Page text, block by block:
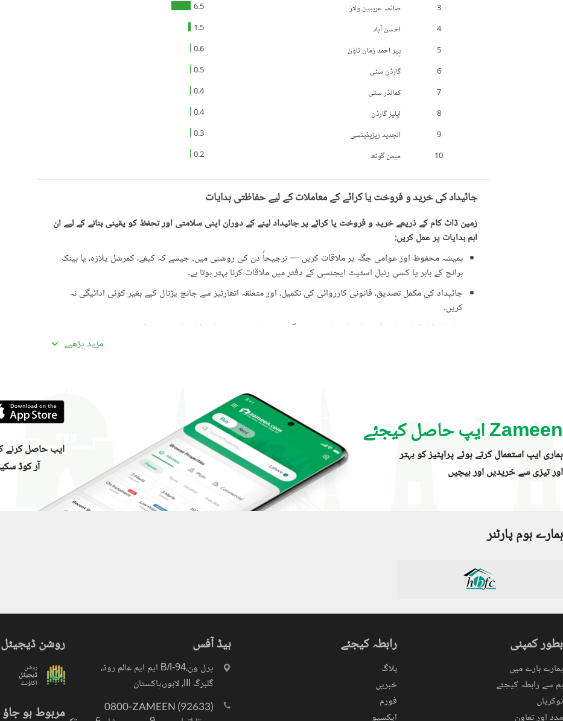
3
صائمہ عریبین ولاز 6.5
4
احسن آباد 1.5
5
پِیر احمد زمان ٹاؤن 0.6
6
گارڈن سٹی 0.5
7
کمانڈر سٹی 0.4
8
ایلیز گارڈن 0.4
9
الجدید ریزیڈینسی 0.3
10
میمن گوٹھ 0.2
جائیداد کی خرید و فروخت یا کرائے کے معاملات کے لیے حفاظتی ہدایات
زمین ڈاٹ کام کے ذریعے خرید و فروخت یا کرائے پر جائیداد لینے کے دوران اپنی سلامتی اور تحفظ کو یقینی بنانے کے لیے ان
اہم ہدایات پر عمل کریں:
ہمیشہ محفوظ اور عوامی جگہ پر ملاقات کریں — ترجیحاً دن کی روشنی میں۔ جیسے کہ کیفے، کمرشل پلازہ، یا بینک
برانچ کے باہر یا کسی رئیل اسٹیٹ ایجنسی کے دفتر میں ملاقات کرنا بہتر ہوتا ہے۔
جائیداد کی مکمل تصدیق، قانونی کارروائی کی تکمیل، اور متعلقہ اتھارٹیز سے جانچ پڑتال کیے بغیر کوئی ادائیگی نہ
کریں۔
جائیداد کا مکمل معائنہ کریں اور اشتہار میں دی گئی معلومات سے تفصیلات کا موازنہ ضرور کریں۔
ایسی پیشکشوں سے ہوشیار رہیں جو حقیقت سے زیادہ اچھی لگیں۔ غیرمعمولی طور پر کم قیمتیں دھوکہ دہی کی
قانونی مشیر یا متعلقہ لینڈ اتھارٹی سے رجوع کر کے جائیداد پر کسی بھی قسم کی رکاوٹ یا تنازعے کی جانچ کریں۔
جائیداد دیکھنے کے لیے کبھی بھی اکیلے نہ جائیں، کسی قابل اعتماد شخص کو ساتھ لے جائیں۔
جب تک دوسرا فریق مکمل طور پر قابلِ اعتبار نہ ہو، اپنی ذاتی یا مالی معلومات شیئر کرنے سے گریز کریں۔
زمین ڈاٹ کام صارفین کی طرف سے دیے گئے اشتہارات (لسٹنگز) کے لیے ذمہ دار نہیں ہے۔ تمام صارفین اپنے اشتہارات
(لسٹنگز) کی درستگی، حقیقت، اور قانونی حیثیت کے لیے خود ذمہ دار ہیں۔ کسی بھی معاہدے کو حتمی شکل دینے سے پہلے
مزید پڑھیے
Zameen ایپ حاصل کیجئے
ہماری ایپ استعمال کرتے ہوئے پراپٹیز کو بہتر
اور تیزی سے خریدیں اور بیچیں
ایپ حاصل کرنے
آر کوڈ
ہمارے ہوم پارٹنر
بطور کمپنی
ہمارے بارے میں
ہم سے رابطہ کیجئے
نوکریاں
مدد اور تعاون
رابطہ کیجئے
بلاگ
خبریں
فورم
ایکسپو
ہیڈ آفس
پرل ون،94-B/I ایم ایم عالم روڈ،
گلبرگ III، لاہور،پاکستان
0800-ZAMEEN (92633)
روشن
روشن
ڈیجیٹل
اکاؤنٹ
مربوط ہو جاؤ